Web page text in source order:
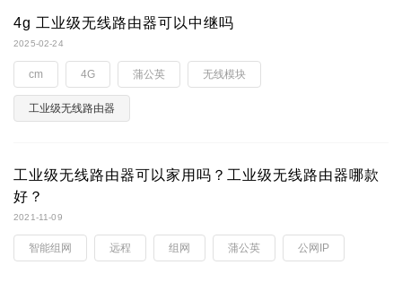
4g 工业级无线路由器可以中继吗
2025-02-24
cm 4G 蒲公英 无线模块
工业级无线路由器
工业级无线路由器可以家用吗？工业级无线路由器哪款
好？
2021-11-09
智能组网 远程 组网 蒲公英 公网IP